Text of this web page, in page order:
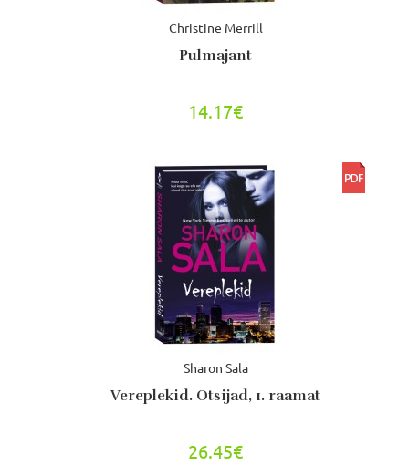
Christine Merrill
Pulmajant
14.17€
Sharon Sala
Vereplekid. Otsijad, 1. raamat
26.45€